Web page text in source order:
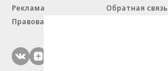
Реклама
Обратная связь
Правовая информация